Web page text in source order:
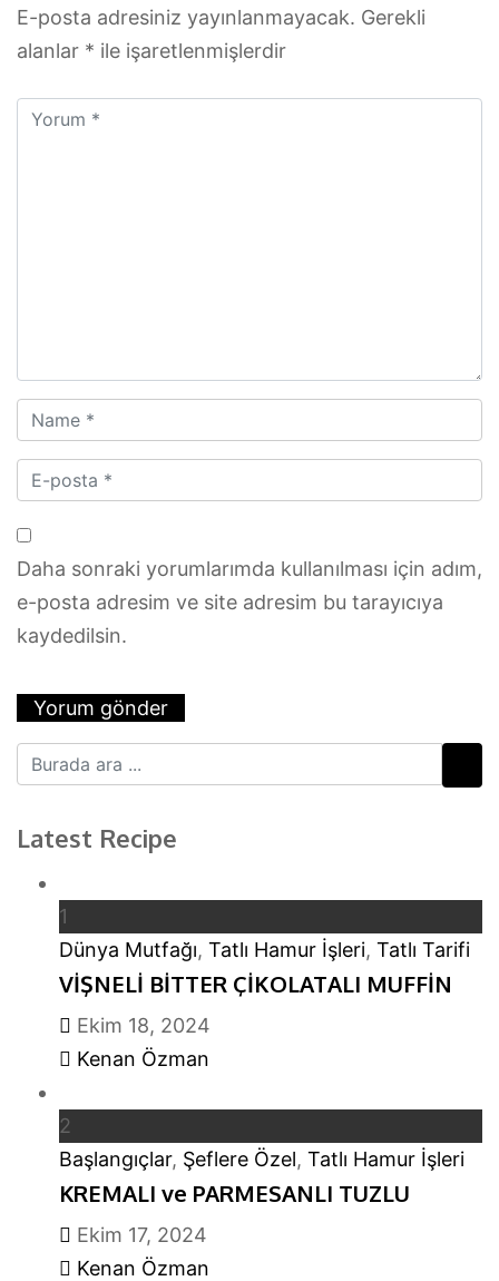
E-posta adresiniz yayınlanmayacak. Gerekli
alanlar * ile işaretlenmişlerdir
Daha sonraki yorumlarımda kullanılması için adım,
e-posta adresim ve site adresim bu tarayıcıya
kaydedilsin.
Latest Recipe
1
Dünya Mutfağı, Tatlı Hamur İşleri, Tatlı Tarifi
VİŞNELİ BİTTER ÇİKOLATALI MUFFİN
Ekim 18, 2024
Kenan Özman
2
Başlangıçlar, Şeflere Özel, Tatlı Hamur İşleri
KREMALI ve PARMESANLI TUZLU
Ekim 17, 2024
Kenan Özman